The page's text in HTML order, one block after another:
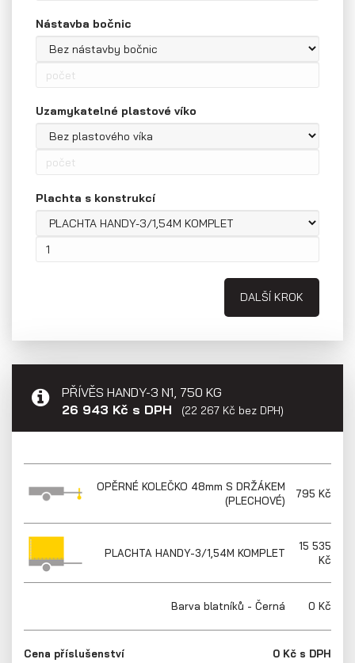
Přepravníky motocyklů
Sklápěcí přívěsy
Nástavba bočnic
Uzamykatelné plastové víko
Plachta s konstrukcí
DALŠÍ KROK
PŘÍVĚS HANDY-3 N1, 750 KG
26 943 Kč s DPH
(22 267 Kč bez DPH)
OPĚRNÉ KOLEČKO 48mm S DRŽÁKEM
(PLECHOVÉ)
795 Kč
PLACHTA HANDY-3/1,54M KOMPLET
15 535
Kč
Barva blatníků - Černá 0 Kč
Cena příslušenství 0 Kč s DPH